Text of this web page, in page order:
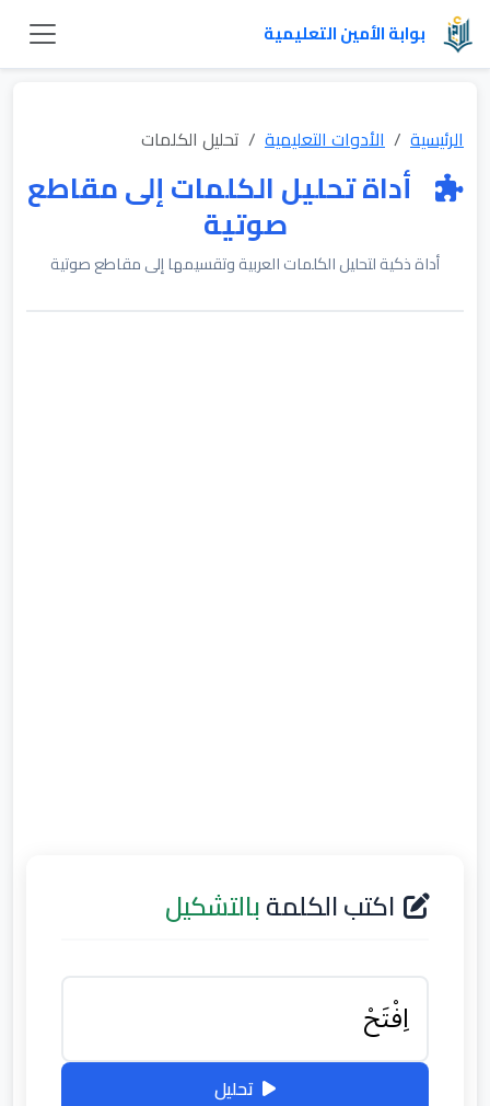
بوابة الأمين التعليمية
الرئيسية الأدوات التعليمية تحليل الكلمات
أداة تحليل الكلمات إلى مقاطع
صوتية
أداة ذكية لتحليل الكلمات العربية وتقسيمها إلى مقاطع صوتية
اكتب الكلمةبالتشكيل
تحليل